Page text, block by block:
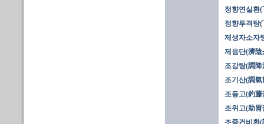
정향연실환
정향투격탕
제생자소자
제음단(濟陰
조강탕(調降
조기산(調氣
조등고(釣藤
조위고(助胃
조중건비환